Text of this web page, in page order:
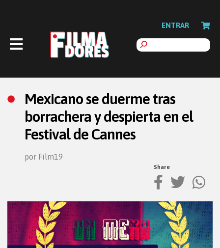
ENTRAR
Mexicano se duerme tras
borrachera y despierta en el
Festival de Cannes
por Film19
Share